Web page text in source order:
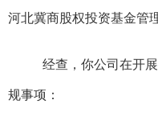
河北冀商股权投资基金管
经查，你公司在开
规事项：